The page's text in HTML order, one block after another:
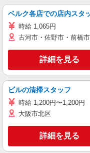
ベルク各店での店内スタ
時給 1,065円
古河市・佐野市・前橋
詳細を見る
ビルの清掃スタッフ
時給 1,200円〜1,200円
大阪市北区
詳細を見る